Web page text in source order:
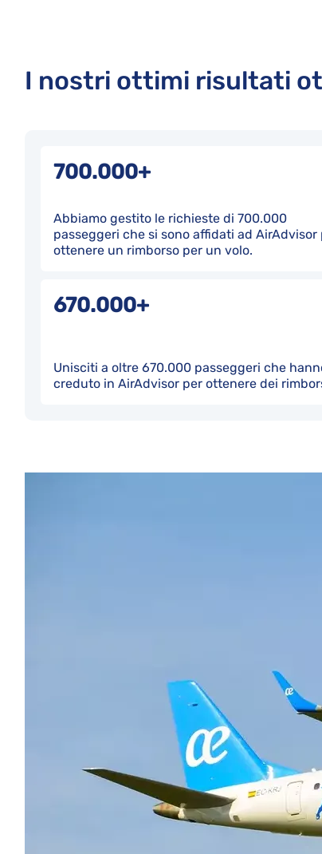
I nostri ottimi risultati
700.000+
Abbiamo gestito le richieste di 700.000
passeggeri che si sono affidati ad AirAdvisor
ottenere un rimborso per un volo.
670.000+
Unisciti a oltre 670.000 passeggeri che
creduto in AirAdvisor per ottenere dei